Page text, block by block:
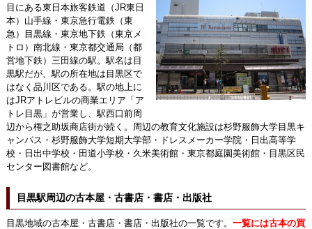
目にある東日本旅客鉄道（JR東日
本）山手線・東京急行電鉄（東
急）目黒線・東京地下鉄（東京メ
トロ）南北線・東京都交通局（都
営地下鉄）三田線の駅。駅名は目
黒駅だが、駅の所在地は目黒区で
はなく品川区である。駅の地上に
はJRアトレビルの商業エリア「ア
トレ目黒」が営業し、駅西口前周
辺から権之助坂商店街が続く。周辺の教育文化施設は杉野服飾大学目黒キ
ャンパス・杉野服飾大学短期大学部・ドレスメーカー学院・日出高等学
校・日出中学校・田道小学校・久米美術館・東京都庭園美術館・目黒区民
センター図書館など。
目黒駅周辺の古本屋・古書店・書店・出版社
目黒地域の古本屋・古書店・書店・出版社の一覧です。 一覧には古本の買